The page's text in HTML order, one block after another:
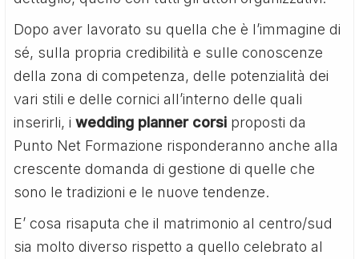
Dopo aver lavorato su quella che è l’immagine di
sé, sulla propria credibilità e sulle conoscenze
della zona di competenza, delle potenzialità dei
vari stili e delle cornici all’interno delle quali
inserirli, iwedding planner corsi proposti da
Punto Net Formazione risponderanno anche alla
crescente domanda di gestione di quelle che
sono le tradizioni e le nuove tendenze.
E’ cosa risaputa che il matrimonio al centro/sud
sia molto diverso rispetto a quello celebrato al